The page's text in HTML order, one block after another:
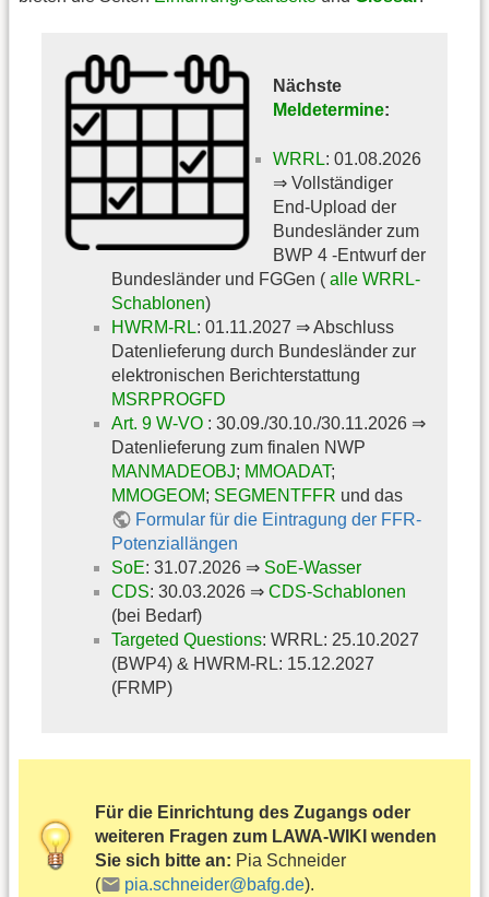
Nächste
Meldetermine:
WRRL: 01.08.2026
⇒ Vollständiger
End-Upload der
Bundesländer zum
BWP 4 -Entwurf der
Bundesländer und FGGen ( alle WRRL-
Schablonen)
HWRM-RL: 01.11.2027 ⇒ Abschluss
Datenlieferung durch Bundesländer zur
elektronischen Berichterstattung
MSRPROGFD
Art. 9 W-VO: 30.09./30.10./30.11.2026 ⇒
Datenlieferung zum finalen NWP
MANMADEOBJ; MMOADAT;
MMOGEOM; SEGMENTFFR und das
Formular für die Eintragung der FFR-
Potenziallängen
SoE: 31.07.2026 ⇒ SoE-Wasser
CDS: 30.03.2026 ⇒ CDS-Schablonen
(bei Bedarf)
Targeted Questions: WRRL: 25.10.2027
(BWP4) & HWRM-RL: 15.12.2027
(FRMP)
Für die Einrichtung des Zugangs oder
weiteren Fragen zum LAWA-WIKI wenden
Sie sich bitte an: Pia Schneider
(
pia.schneider@bafg.de).